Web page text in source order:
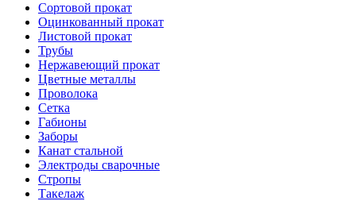
Сортовой прокат
Оцинкованный прокат
Листовой прокат
Трубы
Нержавеющий прокат
Цветные металлы
Проволока
Сетка
Габионы
Заборы
Канат стальной
Электроды сварочные
Стропы
Такелаж